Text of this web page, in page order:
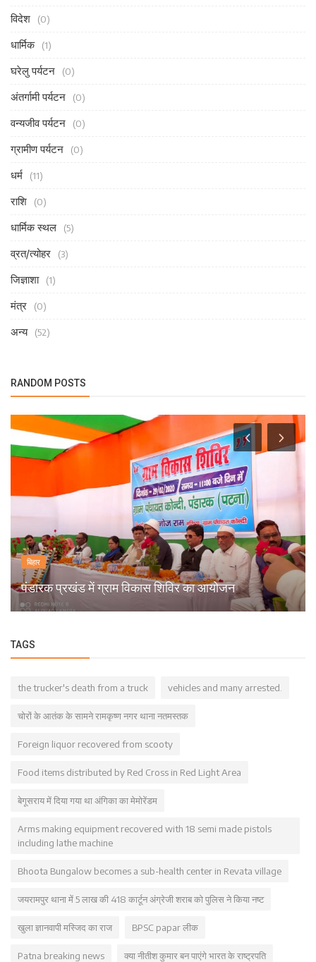
विदेश (0)
धार्मिक (1)
घरेलु पर्यटन (0)
अंतर्गामी पर्यटन (0)
वन्यजीव पर्यटन (0)
ग्रामीण पर्यटन (0)
धर्म (11)
राशि (0)
धार्मिक स्थल (5)
व्रत/त्योहर (3)
जिज्ञाशा (1)
मंत्र (0)
अन्य (52)
RANDOM POSTS
बिहार
पंडारक प्रखंड में ग्राम विकास शिविर का आयोजन
TAGS
the trucker's death from a truck vehicles and many arrested.
चोरों के आतंक के सामने रामकृष्ण नगर थाना नतमस्तक
Foreign liquor recovered from scooty
Food items distributed by Red Cross in Red Light Area
बेगूसराय में दिया गया था अंगिका का मेमोरेंडम
Arms making equipment recovered with 18 semi made pistols
including lathe machine
Bhoota Bungalow becomes a sub-health center in Revata village
जयरामपुर थाना में 5 लाख की 418 कार्टून अंग्रेजी शराब को पुलिस ने किया नष्ट
खुला ज्ञानवापी मस्जिद का राज BPSC papar लीक
Patna breaking news क्या नीतीश कुमार बन पाएंगे भारत के राष्ट्रपति